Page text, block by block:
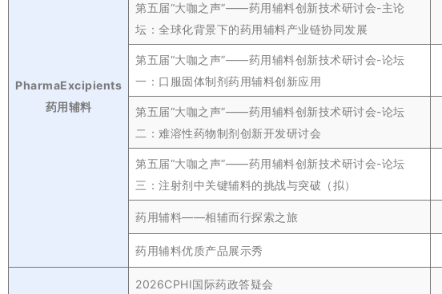
PharmaExcipients
药用辅料
第五届“大咖之声”——药用辅料创新技术研讨会-主论
坛：全球化背景下的药用辅料产业链协同发展
第五届“大咖之声”——药用辅料创新技术研讨会-论坛
一：口服固体制剂药用辅料创新应用
第五届“大咖之声”——药用辅料创新技术研讨会-论坛
二：难溶性药物制剂创新开发研讨会
第五届“大咖之声”——药用辅料创新技术研讨会-论坛
三：注射剂中关键辅料的挑战与突破（拟）
药用辅料——相辅而行探索之旅
药用辅料优质产品展示秀
2026CPHI国际药政答疑会